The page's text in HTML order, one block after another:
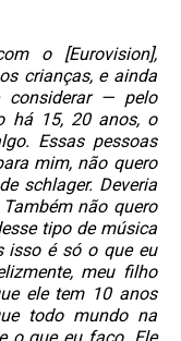
o [Eurovision],
crianças, e ainda
— pelo
há 15, 20 anos, o
Essas pessoas
mim, não quero
schlager. Deveria
não quero
tipo de música
isso é só o que eu
meu filho
ele tem 10 anos
todo mundo na